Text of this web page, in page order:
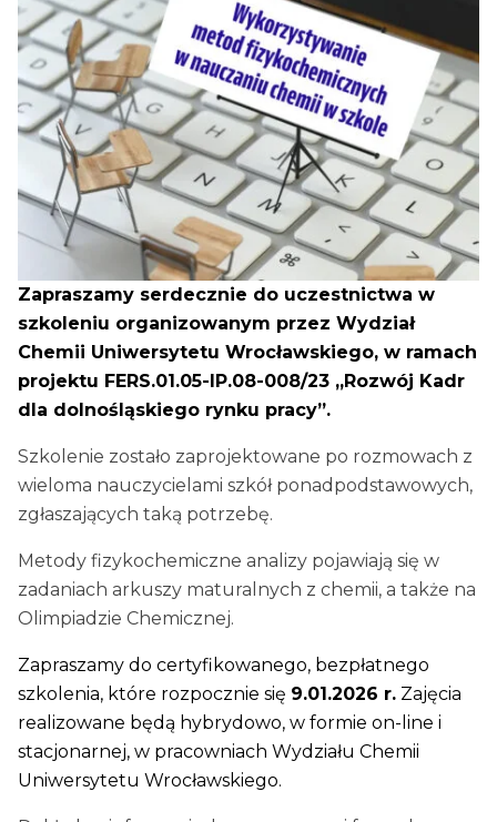
Zapraszamy serdecznie do uczestnictwa w
szkoleniu organizowanym przez Wydział
Chemii Uniwersytetu Wrocławskiego, w ramach
projektu FERS.01.05-IP.08-008/23 „Rozwój Kadr
dla dolnośląskiego rynku pracy”.
Szkolenie zostało zaprojektowane po rozmowach z
wieloma nauczycielami szkół ponadpodstawowych,
zgłaszających taką potrzebę.
Metody fizykochemiczne analizy pojawiają się w
zadaniach arkuszy maturalnych z chemii, a także na
Olimpiadzie Chemicznej.
Zapraszamy do certyfikowanego, bezpłatnego
szkolenia, które rozpocznie się 9.01.2026 r. Zajęcia
realizowane będą hybrydowo, w formie on-line i
stacjonarnej, w pracowniach Wydziału Chemii
Uniwersytetu Wrocławskiego.